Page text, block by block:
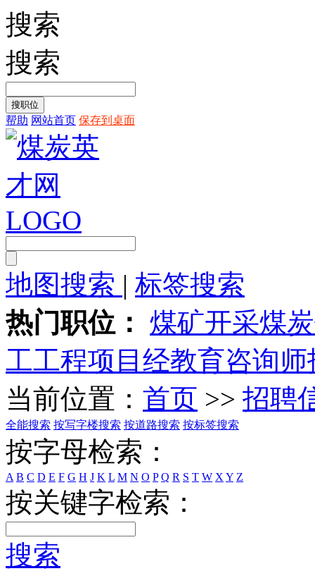
搜索
搜索
帮助 网站首页 保存到桌面
地图搜索 | 标签搜索
热门职位： 煤矿开采煤
工工程项目经教育咨询师
当前位置： 首页 >> 招聘
全能搜索 按写字楼搜索 按道路搜索 按标签搜索
按字母检索：
A B C D E F G H J K L M N O P Q R S T W X Y Z
按关键字检索：
搜索